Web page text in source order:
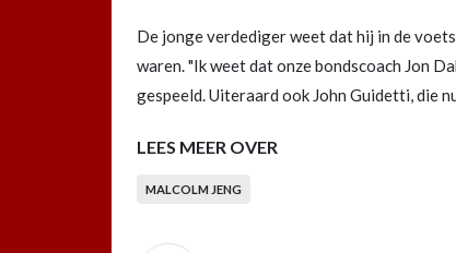
De jonge verdediger weet dat hij in de
waren. "Ik weet dat onze bondscoach Jon
gespeeld. Uiteraard ook John Guidetti, die
LEES MEER OVER
MALCOLM JENG